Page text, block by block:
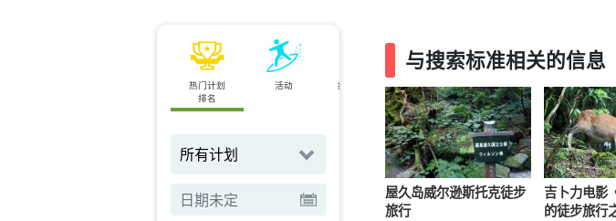
热门计划
排名
活动 按地点搜索
一人参与即可
规划
60 岁及以上
提供游览
徒步旅行
与搜索标准相关的信息
屋久岛威尔逊斯托克徒步
旅行
吉卜力电影
的徒步旅行